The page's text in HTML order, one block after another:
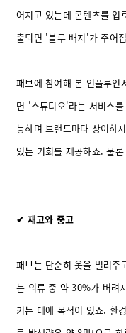
어지고 있는데 콘텐츠를 업
출되면 '블루 배지'가 주어
패브에 참여해 본 인플루언
면 '스튜디오'라는 서비스
능하며 브랜드마다 상이하
있는 기회를 제공하죠. 물
✔ 재고와 중고
패브는 단순히 옷을 빌려주
는 의류 중 약 30%가 버려
키는 데에 목적이 있죠. 환